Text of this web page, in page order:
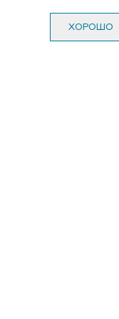
00 до 20-00
ХОРОШО